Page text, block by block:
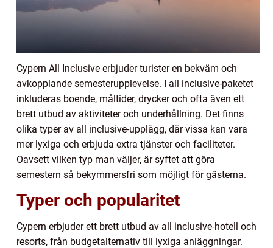
Cypern All Inclusive erbjuder turister en bekväm och
avkopplande semesterupplevelse. I all inclusive-paketet
inkluderas boende, måltider, drycker och ofta även ett
brett utbud av aktiviteter och underhållning. Det finns
olika typer av all inclusive-upplägg, där vissa kan vara
mer lyxiga och erbjuda extra tjänster och faciliteter.
Oavsett vilken typ man väljer, är syftet att göra
semestern så bekymmersfri som möjligt för gästerna.
Typer och popularitet
Cypern erbjuder ett brett utbud av all inclusive-hotell och
resorts, från budgetalternativ till lyxiga anläggningar.